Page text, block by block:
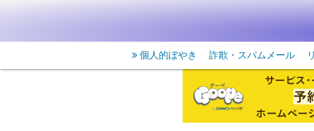
個人的ぼやき 詐欺・スパムメール